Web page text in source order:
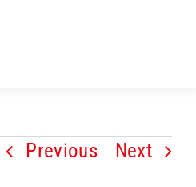
Previous Next